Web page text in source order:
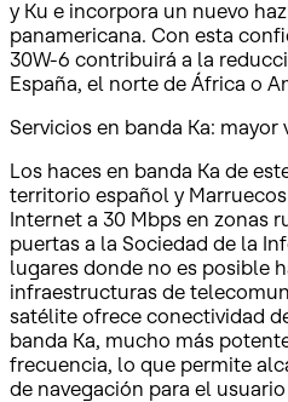
y Ku e incorpora un nuevo
panamericana. Con esta
30W-6 contribuirá a la
España, el norte de África o
Servicios en banda Ka:
Los haces en banda Ka de
territorio español y
Internet a 30 Mbps en zonas
puertas a la Sociedad de la
lugares donde no es posible
infraestructuras de
satélite ofrece conectividad
banda Ka, mucho más
frecuencia, lo que permite
de navegación para el